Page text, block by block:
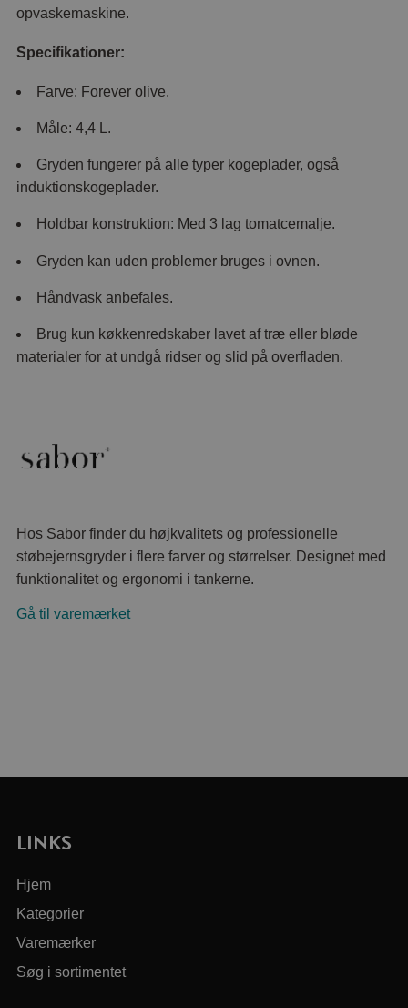
opvaskemaskine.
Specifikationer:
Farve: Forever olive.
Måle: 4,4 L.
Gryden fungerer på alle typer kogeplader, også
induktionskogeplader.
Holdbar konstruktion: Med 3 lag tomatcemalje.
Gryden kan uden problemer bruges i ovnen.
Håndvask anbefales.
Brug kun køkkenredskaber lavet af træ eller bløde
materialer for at undgå ridser og slid på overfladen.
Hos Sabor finder du højkvalitets og professionelle
støbejernsgryder i flere farver og størrelser. Designet med
funktionalitet og ergonomi i tankerne.
Gå til varemærket
LINKS
Hjem
Kategorier
Varemærker
Søg i sortimentet